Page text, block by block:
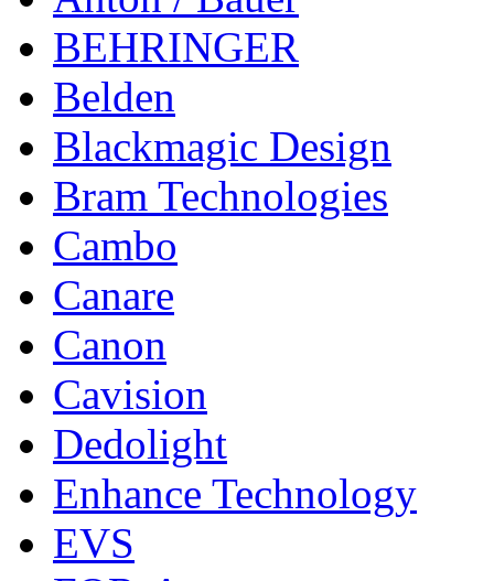
BEHRINGER
Belden
Blackmagic Design
Bram Technologies
Cambo
Canare
Canon
Cavision
Dedolight
Enhance Technology
EVS